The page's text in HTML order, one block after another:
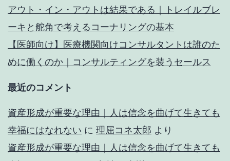
アウト・イン・アウトは結果である｜トレイルブレ
ーキと舵角で考えるコーナリングの基本
【医師向け】医療機関向けコンサルタントは誰のた
めに働くのか｜コンサルティングを装うセールス
最近のコメント
資産形成が重要な理由｜人は信念を曲げて生きても
幸福にはなれない に 理屈コネ太郎 より
資産形成が重要な理由｜人は信念を曲げて生きても